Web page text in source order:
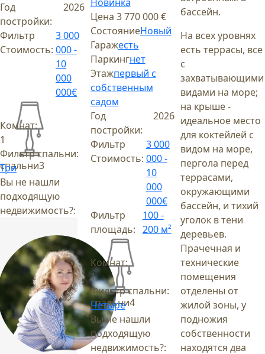
Год
постройки:
2026
Фильтр
Стоимость:
3 000
000 -
10
000
000€
спальни3
Комнат:
1
Фильтр спальни:
Три
Вы не нашли
подходящую
недвижимость?:
Цена 3 770 000 €
СостояниеНовый
Гаражесть
Паркингнет
Этажпервый с
собственным
садом
Год
постройки:
2026
Фильтр
Стоимость:
3 000
000 -
10
000
000€
Фильтр
площадь:
100 -
200 м²
спальни4
Комнат:
1
Фильтр спальни:
Четыре
Вы не нашли
подходящую
недвижимость?:
бассейн.
На всех уровнях
есть террасы, все
с
захватывающими
видами на море;
на крыше -
идеальное место
для коктейлей с
видом на море,
пергола перед
террасами,
окружающими
бассейн, и тихий
уголок в тени
деревьев.
Прачечная и
технические
помещения
отделены от
жилой зоны, у
подножия
собственности
находятся два